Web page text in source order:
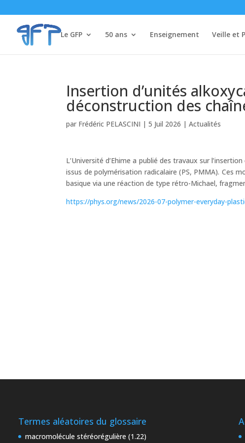
Le GFP 50 ans Enseignement Veille et
Insertion d’unités
déconstruction des
par Frédéric PELASCINI |5 Juil 2026 |Actualités
L’Université d’Ehime a publié des travaux sur
issus de polymérisation radicalaire (PS, PMMA). Ces
basique via une réaction de type rétro-Michael,
https://phys.org/news/2026-07-polymer-everyday-
Termes aléatoires du glossaire
macromolécule stéréorégulière (1.22)